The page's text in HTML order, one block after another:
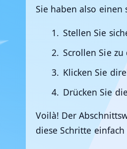
Sie haben also einen
Stellen Sie
Scrollen Sie
Klicken Sie
Drücken Sie
Voilà! Der
diese Schritte